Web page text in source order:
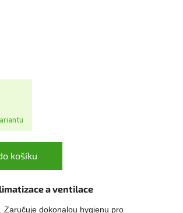
košíku
a ventilace
dokonalou hygienu pro interiéry